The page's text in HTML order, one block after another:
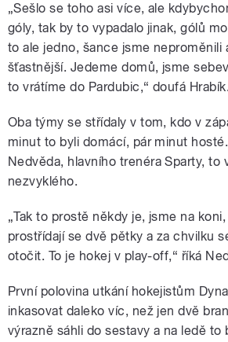
„Sešlo se toho asi více, ale
góly, tak by to vypadalo jinak, gólů
to ale jedno, šance jsme neproměnili
šťastnější. Jedeme domů, jsme
to vrátíme do Pardubic,“ doufá Hrabík.
Oba týmy se střídaly v tom, kdo v
minut to byli domácí, pár minut
Nedvěda, hlavního trenéra Sparty, to
nezvyklého.
„Tak to prostě někdy je, jsme na
prostřídají se dvě pětky a za chvilku
otočit. To je hokej v play-off,“ říká
První polovina utkání hokejistům
inkasovat daleko víc, než jen dvě
výrazně sáhli do sestavy a na ledě to